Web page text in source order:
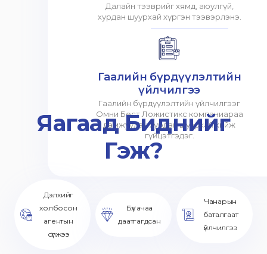
Далайн тээврийг хямд, аюулгүй,
хурдан шуурхай хүргэн тээвэрлэнэ.
Гаалийн бүрдүүлэлтийн
үйлчилгээ
Гаалийн бүрдүүлэлтийн үйлчилгээг
Омни Бест Ложистикс компаниараа
дамжуулан хурдан шуурхай хийж
гүйцэтгэдэг.
Яагаад Биднийг
Гэж?
Дэлхийг
холбосон
агентын
сүлжээ
Бүх ачаа
даатгагдсан
Чанарын
баталгаат
үйлчилгээ